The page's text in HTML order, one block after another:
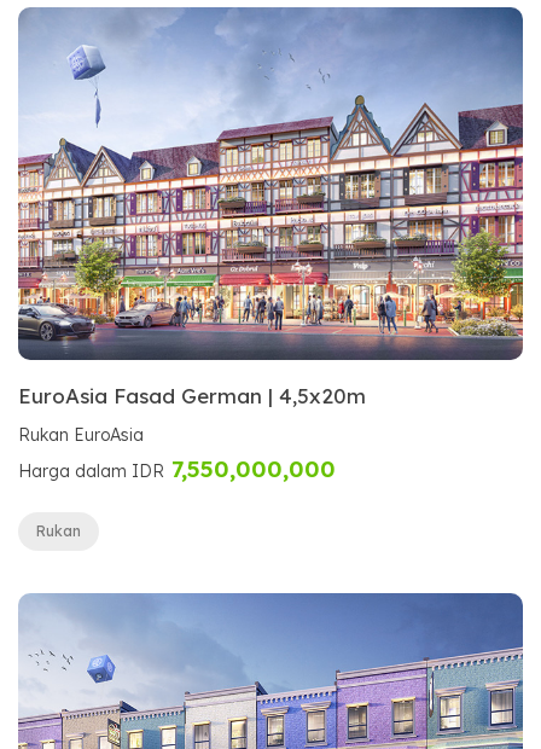
EuroAsia Fasad German | 4,5x20m
Rukan EuroAsia
Harga dalam IDR 7,550,000,000
Rukan